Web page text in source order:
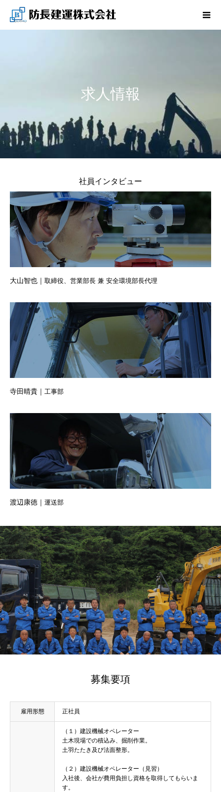
求人情報
社員インタビュー
大山智也｜ 取締役、営業部長 兼 安全環境部長代理
寺田晴貴｜ 工事部
渡辺康徳｜ 運送部
募集要項
雇用形態 正社員
（１）建設機械オペレーター
土木現場での積込み、掘削作業。
土羽たたき及び法面整形。
（２）建設機械オペレーター（見習）
入社後、会社が費用負担し資格を取得してもらいま
す。